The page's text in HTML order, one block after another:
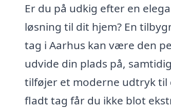
Er du på udkig efter en
løsning til dit hjem? En
tag i Aarhus kan være den
udvide din plads på,
tilføjer et moderne udtryk til
fladt tag får du ikke blot